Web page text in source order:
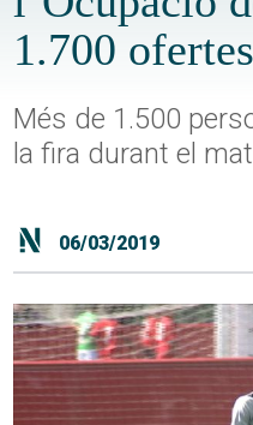
1.700
Més de 1.500
la fira durant el
06/03/2019